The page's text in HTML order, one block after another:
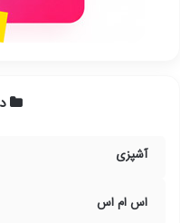
آشپزی
اس ام اس